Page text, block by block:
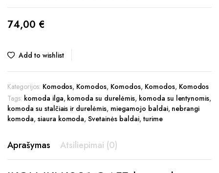
74,00 €
Add to wishlist
Kategorijos: Komodos, Komodos, Komodos, Komodos, Komodos
Tags: komoda ilga, komoda su durelėmis, komoda su lentynomis,
komoda su stalčiais ir durelėmis, miegamojo baldai, nebrangi
komoda, siaura komoda,Svetainės baldai, turime
Aprašymas Atsiliepimai (0)